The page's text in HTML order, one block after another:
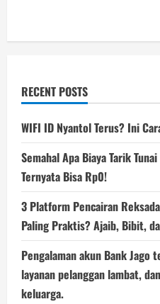
RECENT POSTS
WIFI ID Nyantol Terus? Ini
Semahal Apa Biaya Tarik
Ternyata Bisa Rp0!
3 Platform Pencairan
Paling Praktis? Ajaib, Bibit,
Pengalaman akun Bank
layanan pelanggan lambat,
keluarga.